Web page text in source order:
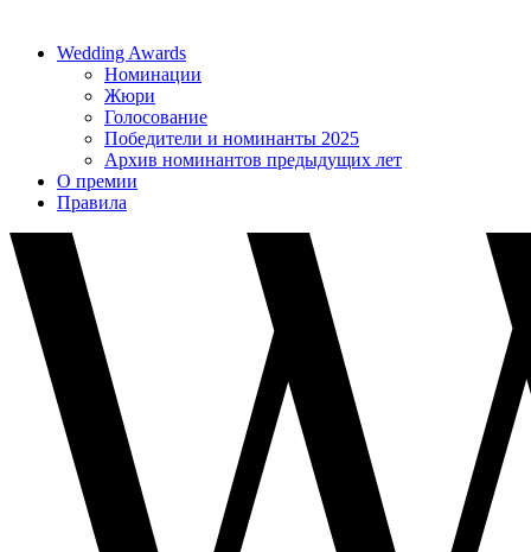
Wedding Awards
Номинации
Жюри
Голосование
Победители и номинанты 2025
Архив номинантов предыдущих лет
О премии
Правила